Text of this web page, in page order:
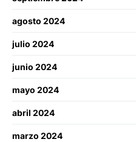
agosto 2024
julio 2024
junio 2024
mayo 2024
abril 2024
marzo 2024